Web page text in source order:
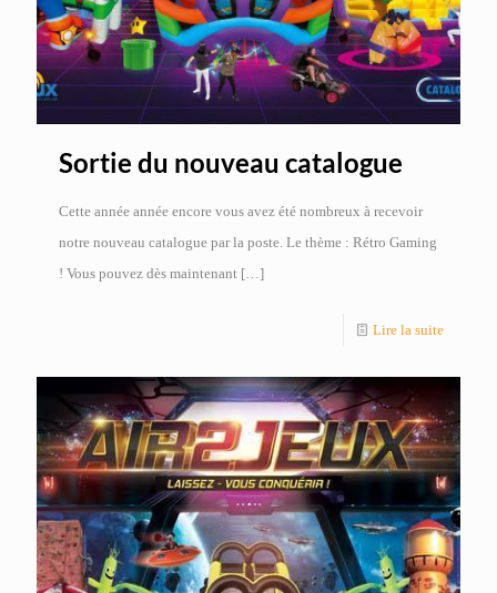
Sortie du nouveau catalogue
Cette année année encore vous avez été nombreux à recevoir
notre nouveau catalogue par la poste. Le thème : Rétro Gaming
! Vous pouvez dès maintenant […]
Lire la suite